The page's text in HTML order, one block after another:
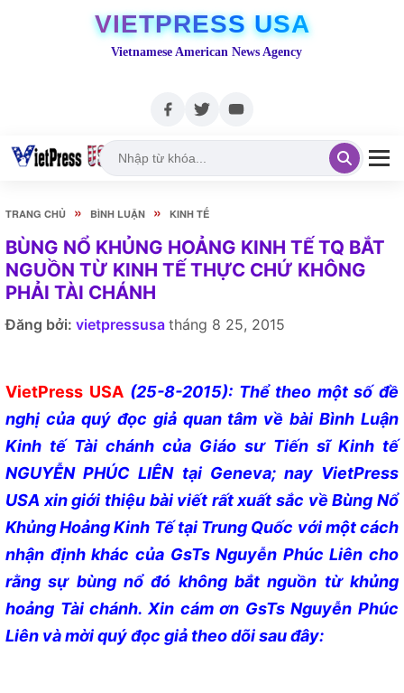
VIETPRESS USA
Vietnamese American News Agency
TRANG CHỦ » BÌNH LUẬN » KINH TẾ
BÙNG NỔ KHỦNG HOẢNG KINH TẾ TQ BẮT
NGUỒN TỪ KINH TẾ THỰC CHỨ KHÔNG
PHẢI TÀI CHÁNH
Đăng bởi: vietpressusa tháng 8 25, 2015
VietPress USA (25-8-2015): Thể theo một số đề
nghị của quý đọc giả quan tâm về bài Bình Luận
Kinh tế Tài chánh của Giáo sư Tiến sĩ Kinh tế
NGUYỄN PHÚC LIÊN tại Geneva; nay VietPress
USA xin giới thiệu bài viết rất xuất sắc về Bùng Nổ
Khủng Hoảng Kinh Tế tại Trung Quốc với một cách
nhận định khác của GsTs Nguyễn Phúc Liên cho
rằng sự bùng nổ đó không bắt nguồn từ khủng
hoảng Tài chánh. Xin cám ơn GsTs Nguyễn Phúc
Liên và mời quý đọc giả theo dõi sau đây: